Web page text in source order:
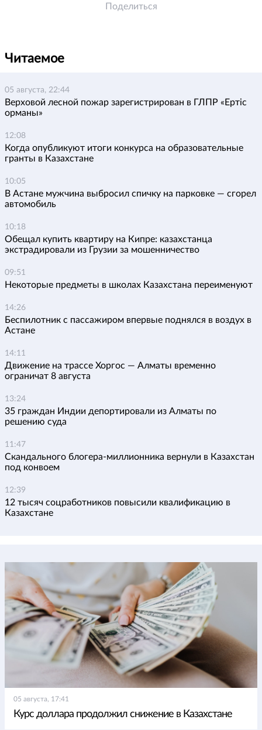
Поделиться
Читаемое
05 августа, 22:44
Верховой лесной пожар зарегистрирован в ГЛПР «Ертіс
орманы»
12:08
Когда опубликуют итоги конкурса на образовательные
гранты в Казахстане
10:05
В Астане мужчина выбросил спичку на парковке — сгорел
автомобиль
10:18
Обещал купить квартиру на Кипре: казахстанца
экстрадировали из Грузии за мошенничество
09:51
Некоторые предметы в школах Казахстана переименуют
14:26
Беспилотник с пассажиром впервые поднялся в воздух в
Астане
14:11
Движение на трассе Хоргос — Алматы временно
ограничат 8 августа
13:24
35 граждан Индии депортировали из Алматы по
решению суда
11:47
Скандального блогера-миллионника вернули в Казахстан
под конвоем
12:39
12 тысяч соцработников повысили квалификацию в
Казахстане
05 августа, 17:41
Курс доллара продолжил снижение в Казахстане